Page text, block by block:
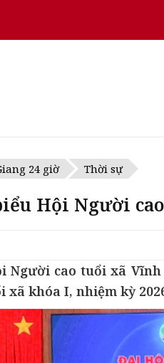
24 giờ Thời sự
Hội Người
Người cao tuổi xã
khóa I, nhiệm kỳ